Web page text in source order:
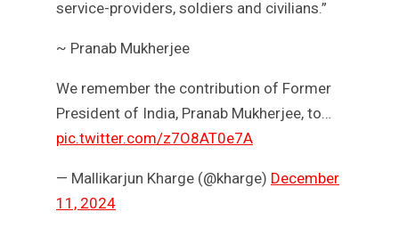
service-providers, soldiers and civilians.”
~ Pranab Mukherjee
We remember the contribution of Former
President of India, Pranab Mukherjee, to…
pic.twitter.com/z7O8AT0e7A
— Mallikarjun Kharge (@kharge) December
11, 2024